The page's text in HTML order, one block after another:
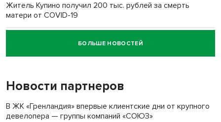
Житель Купино получил 200 тыс. рублей за смерть
матери от COVID-19
Новосибирский суд наказал водителя за смерть
пенсионерки на вокзале
БОЛЬШЕ НОВОСТЕЙ
Новости партнеров
В ЖК «Гренландия» впервые клиентские дни от крупного
девелопера — группы компаний «СОЮЗ»